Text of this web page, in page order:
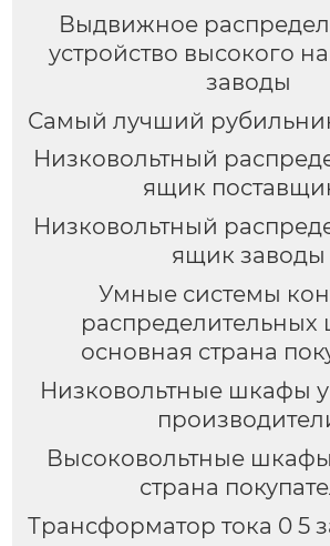
Выдвижное
устройство высокого
заводы
Самый лучший
Низковольтный
ящик
Низковольтный
ящик заводы
Умные системы
распределительных
основная страна
Низковольтные шкафы
Высоковольтные
страна
Трансформатор тока 0 5